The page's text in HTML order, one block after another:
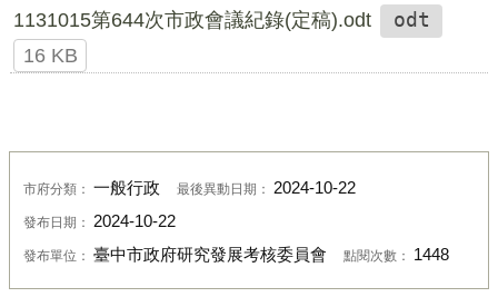
1131015第644次市政會議紀錄(定稿).odt
odt
16 KB
市府分類： 一般行政 最後異動日期： 2024-10-22
發布日期： 2024-10-22
發布單位： 臺中市政府研究發展考核委員會 點閱次數： 1448